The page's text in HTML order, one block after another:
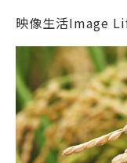
映像生活Image